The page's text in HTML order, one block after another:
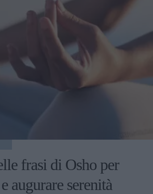
frasi di Osho per
augurare serenità